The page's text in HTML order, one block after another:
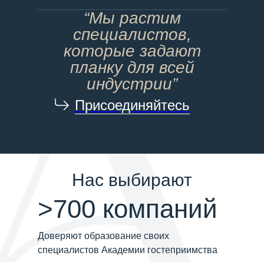
“Мы растим
специалистов,
которые задают
планку для всей
индустрии”
Присоединяйтесь
Нас выбирают
>700 компаний
Доверяют образование своих
специалистов Академии гостеприимства